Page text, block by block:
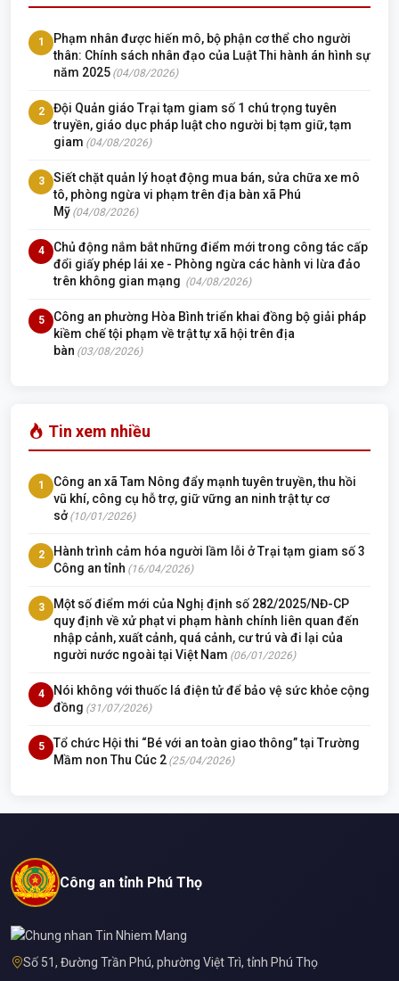
1
Phạm nhân được hiến mô, bộ phận cơ thể cho người
thân: Chính sách nhân đạo của Luật Thi hành án hình sự
năm 2025 (04/08/2026)
2
Đội Quản giáo Trại tạm giam số 1 chú trọng tuyên
truyền, giáo dục pháp luật cho người bị tạm giữ, tạm
giam (04/08/2026)
3
Siết chặt quản lý hoạt động mua bán, sửa chữa xe mô
tô, phòng ngừa vi phạm trên địa bàn xã Phú
Mỹ (04/08/2026)
4
Chủ động nắm bắt những điểm mới trong công tác cấp
đổi giấy phép lái xe - Phòng ngừa các hành vi lừa đảo
trên không gian mạng (04/08/2026)
5
Công an phường Hòa Bình triển khai đồng bộ giải pháp
kiềm chế tội phạm về trật tự xã hội trên địa
bàn (03/08/2026)
Tin xem nhiều
1
Công an xã Tam Nông đẩy mạnh tuyên truyền, thu hồi
vũ khí, công cụ hỗ trợ, giữ vững an ninh trật tự cơ
sở (10/01/2026)
2
Hành trình cảm hóa người lầm lỗi ở Trại tạm giam số 3
Công an tỉnh (16/04/2026)
3
Một số điểm mới của Nghị định số 282/2025/NĐ-CP
quy định về xử phạt vi phạm hành chính liên quan đến
nhập cảnh, xuất cảnh, quá cảnh, cư trú và đi lại của
người nước ngoài tại Việt Nam (06/01/2026)
4
Nói không với thuốc lá điện tử để bảo vệ sức khỏe cộng
đồng (31/07/2026)
5
Tổ chức Hội thi “Bé với an toàn giao thông” tại Trường
Mầm non Thu Cúc 2 (25/04/2026)
Công an tỉnh Phú Thọ
Số 51, Đường Trần Phú, phường Việt Trì, tỉnh Phú Thọ